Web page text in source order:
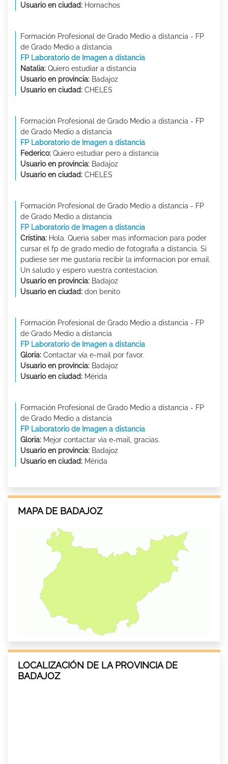
Usuario en ciudad: Hornachos
Formación Profesional de Grado Medio a distancia - FP
de Grado Medio a distancia
FP Laboratorio de Imagen a distancia
Natalia: Quiero estudiar a distancia
Usuario en provincia: Badajoz
Usuario en ciudad: CHELES
Formación Profesional de Grado Medio a distancia - FP
de Grado Medio a distancia
FP Laboratorio de Imagen a distancia
Federico: Quiero estudiar pero a distancia
Usuario en provincia: Badajoz
Usuario en ciudad: CHELES
Formación Profesional de Grado Medio a distancia - FP
de Grado Medio a distancia
FP Laboratorio de Imagen a distancia
Cristina: Hola. Queria saber mas informacion para poder
cursar el fp de grado medio de fotografia a distancia. Si
pudiese ser me gustaria recibir la imformacion por email.
Un saludo y espero vuestra contestacion.
Usuario en provincia: Badajoz
Usuario en ciudad: don benito
Formación Profesional de Grado Medio a distancia - FP
de Grado Medio a distancia
FP Laboratorio de Imagen a distancia
Gloria: Contactar vía e-mail por favor.
Usuario en provincia: Badajoz
Usuario en ciudad: Mérida
Formación Profesional de Grado Medio a distancia - FP
de Grado Medio a distancia
FP Laboratorio de Imagen a distancia
Gloria: Mejor contactar via e-mail, gracias.
Usuario en provincia: Badajoz
Usuario en ciudad: Mérida
MAPA DE BADAJOZ
LOCALIZACIÓN DE LA PROVINCIA DE
BADAJOZ